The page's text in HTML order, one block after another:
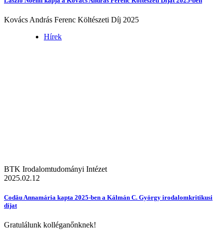
Kovács András Ferenc Költészeti Díj 2025
Hírek
BTK Irodalomtudományi Intézet
2025.02.12
Codău Annamária kapta 2025-ben a Kálmán C. György irodalomkritikusi
díjat
Gratulálunk kolléganőnknek!